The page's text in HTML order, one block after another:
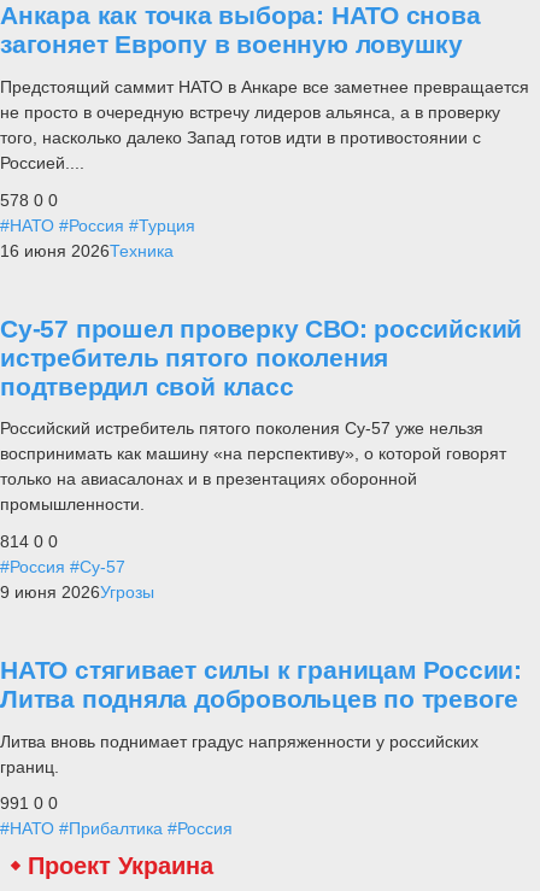
Анкара как точка выбора: НАТО снова
загоняет Европу в военную ловушку
Предстоящий саммит НАТО в Анкаре все заметнее превращается
не просто в очередную встречу лидеров альянса, а в проверку
того, насколько далеко Запад готов идти в противостоянии с
Россией....
578 0 0
#НАТО #Россия #Турция
16 июня 2026Техника
Су-57 прошел проверку СВО: российский
истребитель пятого поколения
подтвердил свой класс
Российский истребитель пятого поколения Су-57 уже нельзя
воспринимать как машину «на перспективу», о которой говорят
только на авиасалонах и в презентациях оборонной
промышленности.
814 0 0
#Россия #Су-57
9 июня 2026Угрозы
НАТО стягивает силы к границам России:
Литва подняла добровольцев по тревоге
Литва вновь поднимает градус напряженности у российских
границ.
991 0 0
#НАТО #Прибалтика #Россия
Проект Украина